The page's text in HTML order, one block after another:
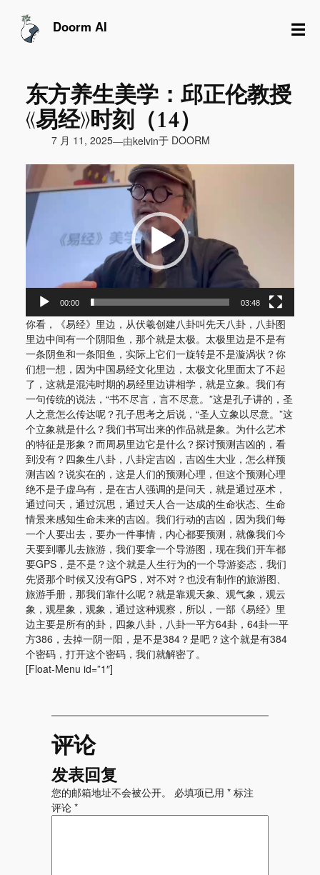
Doorm AI ☰
东方养生美学：邱正伦教授
《易经》时刻（14）
7 月 11, 2025—由kelvin于 DOORM
视
频
放
器
00:00 03:48
你看，《易经》里边，从伏羲创建八卦叫先天八卦，八卦图
里边中间有一个阴阳鱼，那个就是太极。太极里边是不是有
一条阴鱼和一条阳鱼，实际上它们一旋转是不是漩涡状？你
们想一想，因为中国易经文化里边，太极文化里面太了不起
了，这就是混沌时期的易经里边讲相学，就是立象。我们有
一句传统的说法，“书不尽言，言不尽意。”这是孔子讲的，圣
人之意怎么传达呢？孔子思考之后说，“圣人立象以尽意。”这
个立象就是什么？我们书写出来的作品就是象。为什么艺术
的特征是形象？而周易里边它是什么？探讨预测吉凶的，看
到没有？四象生八卦，八卦定吉凶，吉凶生大业，怎么样预
测吉凶？说实在的，这是人们的预测心理，但这个预测心理
绝不是子虚乌有，是在古人强调的是问天，就是通过巫术，
通过问天，通过沉思，通过天人合一达成的生命状态、生命
情景来感知生命未来的吉凶。我们行动的吉凶，因为我们每
一个人要出去，要办一件事情，内心都要预测，就像我们今
天要到哪儿去旅游，我们要拿一个导游图，现在我们开车都
要GPS，是不是？这个就是人生行为的一个导游姿态，我们
先贤那个时候又没有GPS，对不对？也没有制作的旅游图、
旅游手册，那我们靠什么呢？就是靠观天象、观气象，观云
象，观星象，观象，通过这种观察，所以，一部《易经》里
边主要是所有的卦，四象八卦，八卦一平方64卦，64卦一平
方386，去掉一阴一阳，是不是384？是吧？这个就是有384
个密码，打开这个密码，我们就解密了。
[Float-Menu id=”1″]
评论
发表回复
您的邮箱地址不会被公开。 必填项已用 *标注
评论 *